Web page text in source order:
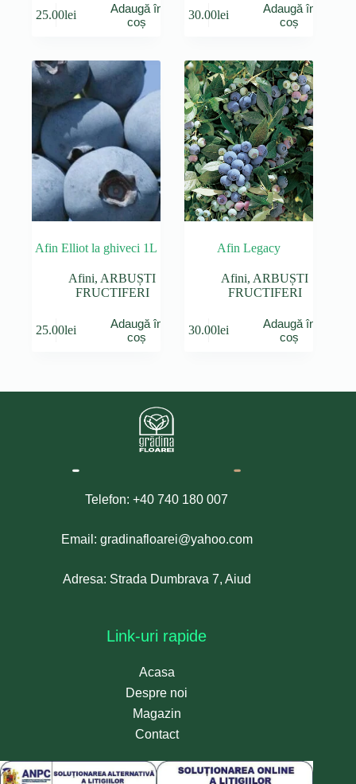
25.00lei
Adaugă în
coș
30.00lei
Adaugă în
coș
Afin Elliot la ghiveci 1L
Afini, ARBUȘTI
FRUCTIFERI
25.00lei
Adaugă în
coș
Afin Legacy
Afini, ARBUȘTI
FRUCTIFERI
30.00lei
Adaugă în
coș
Telefon: +40 740 180 007
Email: gradinafloarei@yahoo.com
Adresa: Strada Dumbrava 7, Aiud
Link-uri rapide
Acasa
Despre noi
Magazin
Contact